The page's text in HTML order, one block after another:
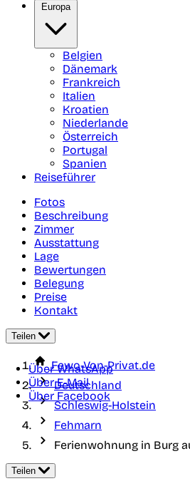
Europa
Belgien
Dänemark
Frankreich
Italien
Kroatien
Niederlande
Österreich
Portugal
Spanien
Reiseführer
Fotos
Beschreibung
Zimmer
Ausstattung
Lage
Bewertungen
Belegung
Preise
Kontakt
Teilen
Über WhatsApp
Über E-Mail
Über Facebook
Fewo-Von-Privat.de
Deutschland
Schleswig-Holstein
Fehmarn
Ferienwohnung in Burg
Teilen